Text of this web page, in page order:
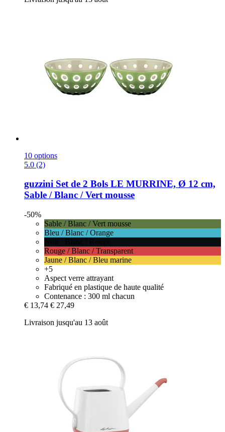
10 options
5.0 (2)
guzzini Set de 2 Bols LE MURRINE, Ø 12 cm,
Sable / Blanc / Vert mousse
-50%
Sable / Blanc / Vert mousse
Bleu / Blanc / Orange
Rouge / Blanc / Transparent
Jaune / Blanc / Bleu marine
+5
Aspect verre attrayant
Fabriqué en plastique de haute qualité
Contenance : 300 ml chacun
€ 13,74 € 27,49
Livraison jusqu'au 13 août